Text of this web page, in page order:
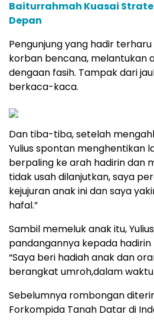
SKKNI Pasar Modal 2024:
Baiturrahmah Kuasai
Depan
Pengunjung yang hadir terharu
korban bencana, melantukan
berkaca-kaca.
Dan tiba-tiba, setelah
Yulius spontan menghentikan
berpaling ke arah hadirin dan
tidak usah dilanjutkan, saya
hafal.”
Sambil memeluk anak itu,
pandangannya kepada hadirin
“Saya beri hadiah anak dan
berangkat umroh,dalam
Sebelumnya rombongan